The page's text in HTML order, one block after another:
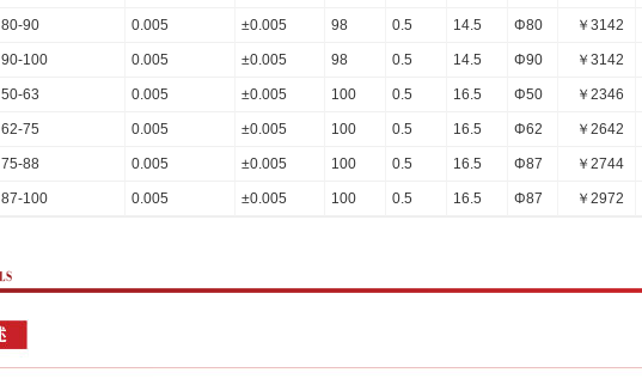
80-90 0.005 ±0.005 98 0.5 14.5 Φ80 ￥ 3142
90-100 0.005 ±0.005 98 0.5 14.5 Φ90 ￥ 3142
50-63 0.005 ±0.005 100 0.5 16.5 Φ50 ￥ 2346
62-75 0.005 ±0.005 100 0.5 16.5 Φ62 ￥ 2642
75-88 0.005 ±0.005 100 0.5 16.5 Φ87 ￥ 2744
87-100 0.005 ±0.005 100 0.5 16.5 Φ87 ￥ 2972